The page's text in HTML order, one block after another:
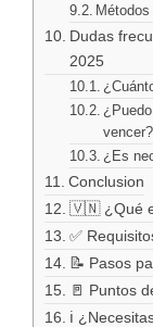
Dudas
2025
vencer?
¿Es
Conclusion
🇻🇳 ¿Qué
✅
📝 Pasos
🚪 Puntos
ℹ️